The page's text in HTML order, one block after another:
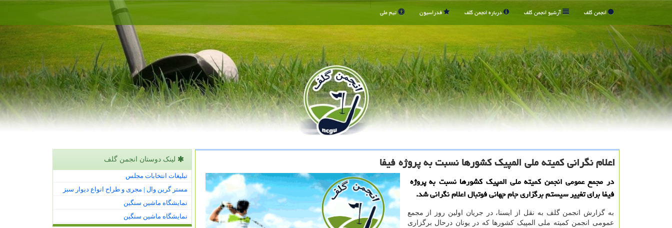
انجمن گلف آرشیو انجمن گلف درباره انجمن گلف فدراسیون تیم ملی
اعلام نگرانی کمیته ملی المپیک کشورها نسبت به پروژه فیفا
در مجمع عمومی انجمن کمیته ملی المپیک کشورها نسبت به پروژه
فیفا برای تغییر سیستم برگزاری جام جهانی فوتبال اعلام نگرانی شد.
به گزارش انجمن گلف به نقل از ایسنا، در جریان اولین روز از مجمع
عمومی انجمن کمیته ملی المپیک کشورها که در یونان درحال برگزاری
لینک دوستان انجمن گلف
تبلیغات انتخابات مجلس
مستر گرین وال | مجری و طراح انواع دیوار سبز
نمایشگاه ماشین سنگین
نمایشگاه ماشین سنگین